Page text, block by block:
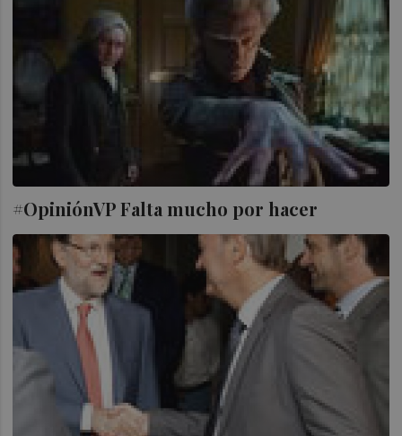
#OpiniónVP Falta mucho por hacer